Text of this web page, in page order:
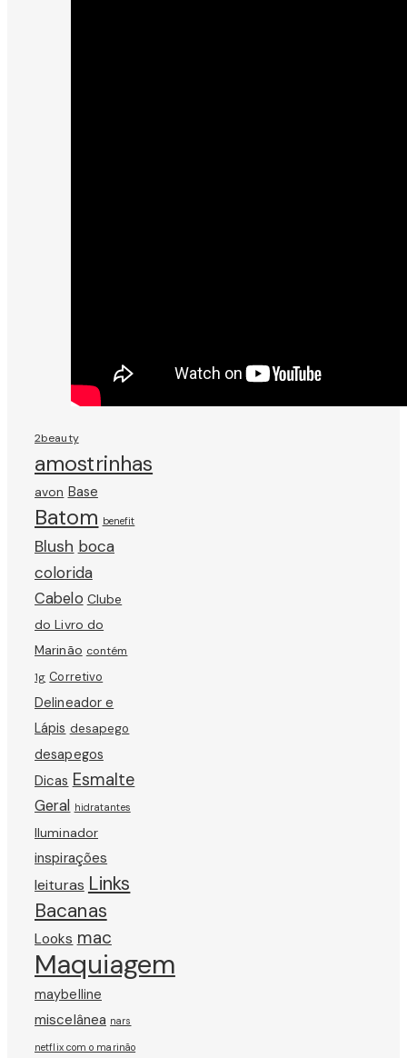
2beauty
amostrinhas
avon Base
Batom benefit
Blush boca
colorida
Cabelo Clube
do Livro do
Marinão contém
1g Corretivo
Delineador e
Lápis desapego
desapegos
Dicas Esmalte
Geral hidratantes
Iluminador
inspirações
leituras Links
Bacanas
Looks mac
Maquiagem
maybelline
miscelânea nars
netflix com o marinão